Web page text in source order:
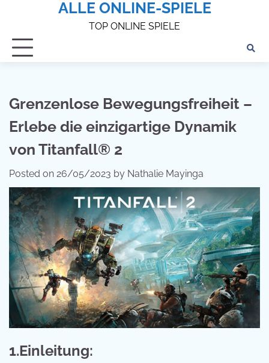
ALLE ONLINE-SPIELE
TOP ONLINE SPIELE
Grenzenlose Bewegungsfreiheit –
Erlebe die einzigartige Dynamik
von Titanfall® 2
Posted on 26/05/2023 by Nathalie Mayinga
1.Einleitung: